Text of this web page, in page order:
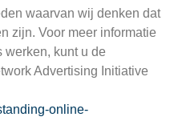
waarvan wij denken dat
zijn. Voor meer informatie
werken, kunt u de
Advertising Initiative
online-